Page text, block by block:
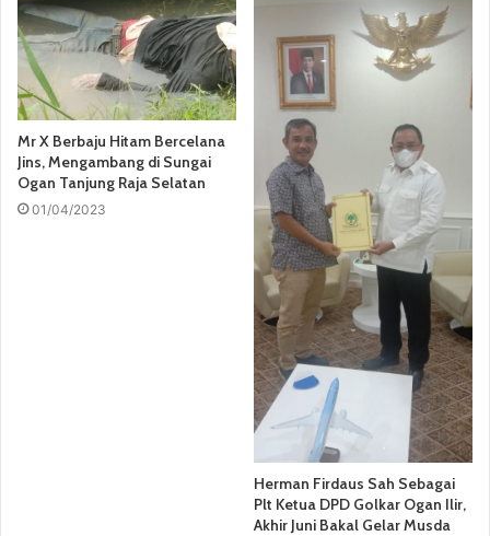
Mr X Berbaju Hitam Bercelana
Jins, Mengambang di Sungai
Ogan Tanjung Raja Selatan
01/04/2023
Herman Firdaus Sah Sebagai
Plt Ketua DPD Golkar Ogan Ilir,
Akhir Juni Bakal Gelar Musda